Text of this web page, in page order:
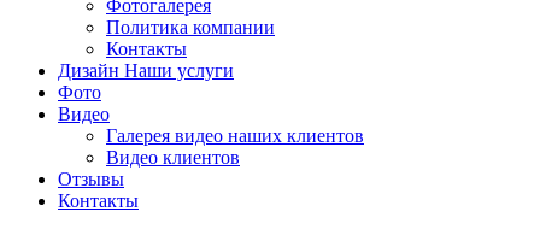
Фотогалерея
Политика компании
Контакты
Дизайн Наши услуги
Фото
Видео
Галерея видео наших клиентов
Видео клиентов
Отзывы
Контакты